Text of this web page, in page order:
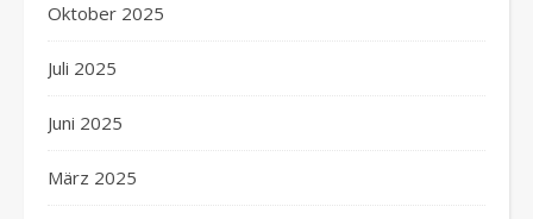
Oktober 2025
Juli 2025
Juni 2025
März 2025